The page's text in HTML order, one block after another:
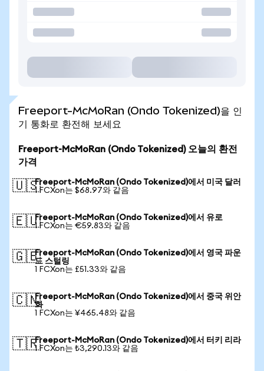
Freeport-McMoRan (Ondo Tokenized)을 인
기 통화로 환전해 보세요
Freeport-McMoRan (Ondo Tokenized) 오늘의 환전
가격
🇺🇸Freeport-McMoRan (Ondo Tokenized)에서 미국 달러
1 FCXon는 $68.97와 같음
🇪🇺Freeport-McMoRan (Ondo Tokenized)에서 유로
1 FCXon는 €59.83와 같음
🇬🇧Freeport-McMoRan (Ondo Tokenized)에서 영국 파운
드 스털링
1 FCXon는 £51.33와 같음
🇨🇳Freeport-McMoRan (Ondo Tokenized)에서 중국 위안
화
1 FCXon는 ¥465.48와 같음
🇹🇷Freeport-McMoRan (Ondo Tokenized)에서 터키 리라
1 FCXon는 ₺3,290.13와 같음